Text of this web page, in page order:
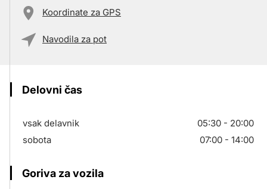
Koordinate za GPS
Navodila za pot
Delovni čas
vsak delavnik
05:30 - 20:00
sobota
07:00 - 14:00
Goriva za vozila